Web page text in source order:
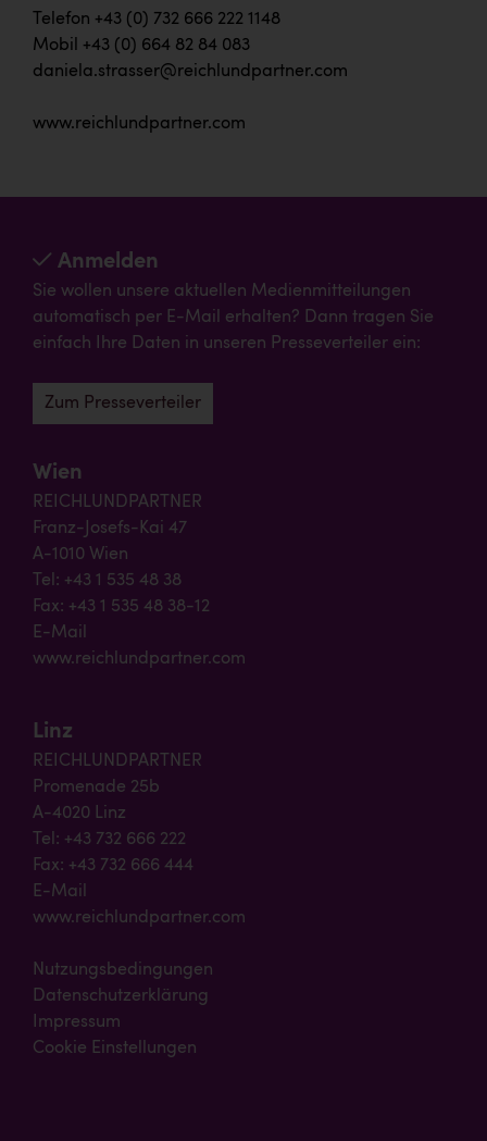
Telefon +43 (0) 732 666 222 1148
Mobil +43 (0) 664 82 84 083
daniela.strasser@reichlundpartner.com
www.reichlundpartner.com
Anmelden
Sie wollen unsere aktuellen Medienmitteilungen
automatisch per E-Mail erhalten? Dann tragen Sie
einfach Ihre Daten in unseren Presseverteiler ein:
Zum Presseverteiler
Wien
REICHLUNDPARTNER
Franz-Josefs-Kai 47
A-1010 Wien
Tel: +43 1 535 48 38
Fax: +43 1 535 48 38-12
E-Mail
www.reichlundpartner.com
Linz
REICHLUNDPARTNER
Promenade 25b
A-4020 Linz
Tel: +43 732 666 222
Fax: +43 732 666 444
E-Mail
www.reichlundpartner.com
Nutzungsbedingungen
Datenschutzerklärung
Impressum
Cookie Einstellungen